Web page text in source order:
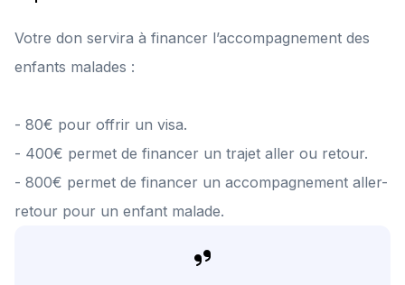
entre chansons pour enfants, jeux et fous rires. "Que du bonheur",
nous disent-ils en rentrant. Un immense merci à Patrick et Francisco
pour leur dévouement et leur bonne humeur communicative, ainsi qu'à
l'équipe de la Maison du Bon samaritain du Burundi pour son travail
et tous pour votre soutien et vos dons, qui rendent ces moments
possibles. 💙
Votre don servira à financer l’accompagnement des
enfants malades :
- 80€ pour offrir un visa.
- 400€ permet de financer un trajet aller ou retour.
- 800€ permet de financer un accompagnement aller-
retour pour un enfant malade.